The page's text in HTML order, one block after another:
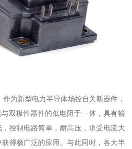
为新型电力半导体场控自关断器件，
双极性器件的低电阻于一体，具有输
控制电路简单，耐高压，承受电流大
得极广泛的应用。与此同时，各大半